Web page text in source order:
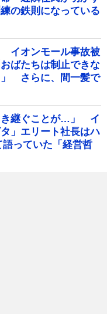
の鉄則になっている
イオンモール事故被
ばたちは制止できな
」 さらに、間一髪で
き継ぐことが…」 イ
」エリート社長はハ
っていた「経営哲